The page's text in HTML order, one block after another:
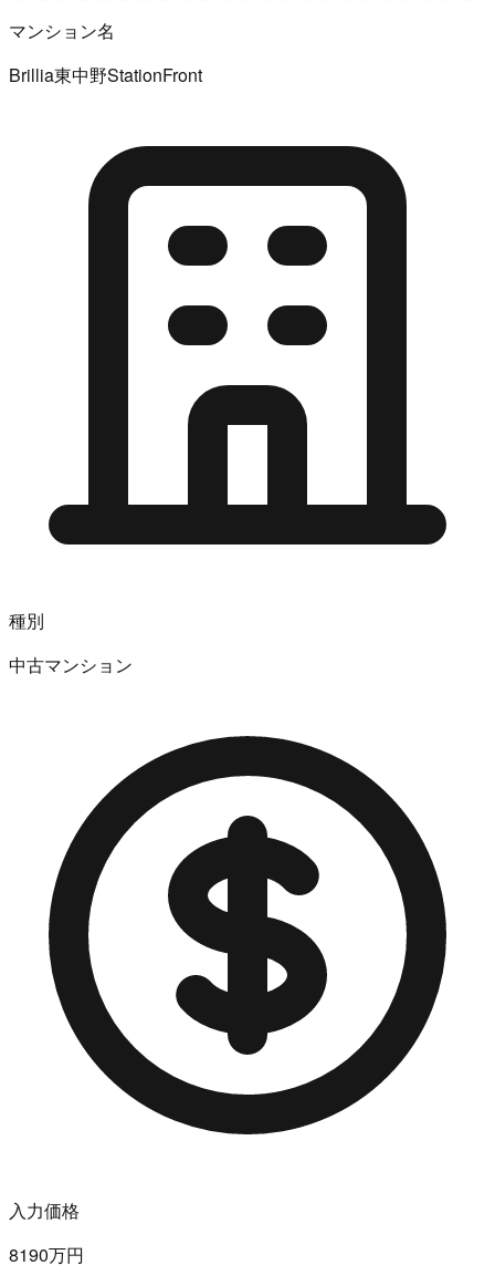
マンション名
Brillia東中野StationFront
種別
中古マンション
入力価格
8190万円